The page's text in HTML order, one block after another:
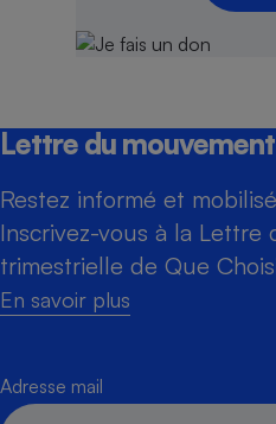
Lettre du mouvement
Restez informé et
Inscrivez-vous à la Lettre
trimestrielle de Que
En savoir plus
Adresse mail